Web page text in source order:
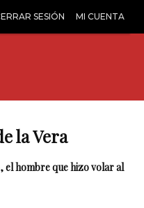
SESIÓN MI CUENTA
la Vera
el hombre que hizo volar al